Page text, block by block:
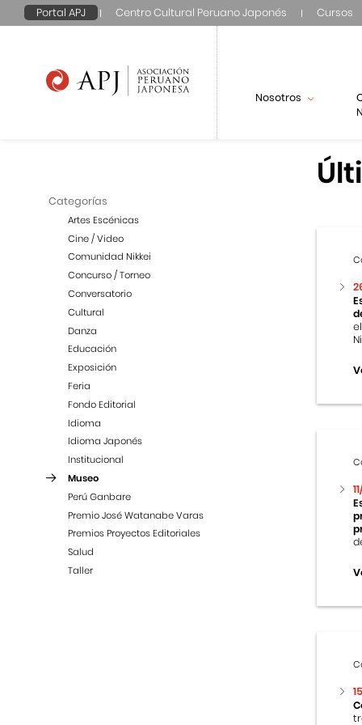
Portal APJ Centro Cultural Peruano Japonés Cursos
Nosotros
Categorías
Artes Escénicas
Cine / Video
Comunidad Nikkei
Concurso / Torneo
Conversatorio
Cultural
Danza
Educación
Exposición
Feria
Fondo Editorial
Idioma
Idioma Japonés
Institucional
Museo
Perú Ganbare
Premio José Watanabe Varas
Premios Proyectos Editoriales
Salud
Taller